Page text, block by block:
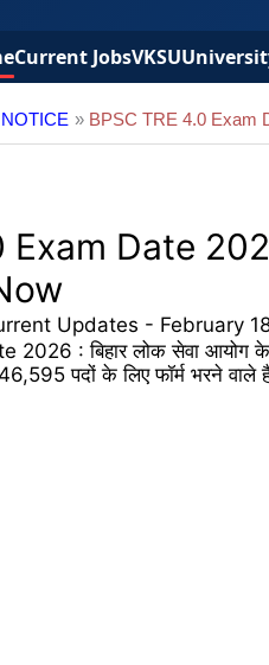
Current JobsVKSU
NOTICE BPSC TRE 4.0 Exam
Exam Date
Updates - February
: बिहार लोक सेवा आयोग के
पदों के लिए फॉर्म भरने वाले